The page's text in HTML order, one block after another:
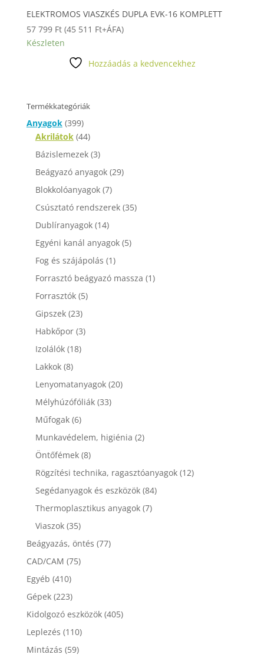
ELEKTROMOS VIASZKÉS DUPLA EVK-16 KOMPLETT
57 799 Ft (45 511 Ft+ÁFA)
Készleten
Hozzáadás a kedvencekhez
Termékkategóriák
Anyagok (399)
Akrilátok (44)
Bázislemezek (3)
Beágyazó anyagok (29)
Blokkolóanyagok (7)
Csúsztató rendszerek (35)
Dublíranyagok (14)
Egyéni kanál anyagok (5)
Fog és szájápolás (1)
Forrasztó beágyazó massza (1)
Forrasztók (5)
Gipszek (23)
Habkőpor (3)
Izolálók (18)
Lakkok (8)
Lenyomatanyagok (20)
Mélyhúzófóliák (33)
Műfogak (6)
Munkavédelem, higiénia (2)
Öntőfémek (8)
Rögzítési technika, ragasztóanyagok (12)
Segédanyagok és eszközök (84)
Thermoplasztikus anyagok (7)
Viaszok (35)
Beágyazás, öntés (77)
CAD/CAM (75)
Egyéb (410)
Gépek (223)
Kidolgozó eszközök (405)
Leplezés (110)
Mintázás (59)